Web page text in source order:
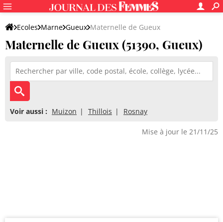
Ecoles Marne Gueux Maternelle de Gueux
Maternelle de Gueux (51390, Gueux)
Voir aussi : Muizon Thillois Rosnay
Mise à jour le 21/11/25